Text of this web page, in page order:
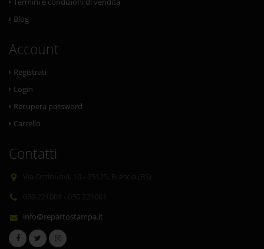
Termini e condizioni di vendita
Blog
Account
Registrati
Login
Recupera password
Carrello
Contatti
info@repartostampa.it